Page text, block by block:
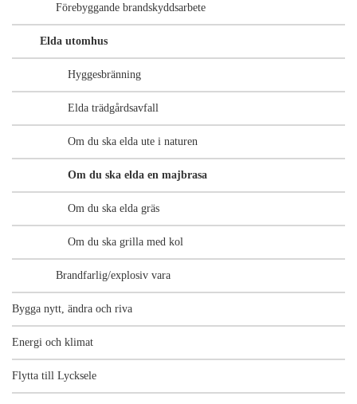
Förebyggande brandskyddsarbete
Elda utomhus
Hyggesbränning
Elda trädgårdsavfall
Om du ska elda ute i naturen
Om du ska elda en majbrasa
Om du ska elda gräs
Om du ska grilla med kol
Brandfarlig/explosiv vara
Bygga nytt, ändra och riva
Energi och klimat
Flytta till Lycksele